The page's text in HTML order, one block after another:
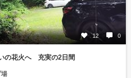
12 0
の花火へ 充実の2日間